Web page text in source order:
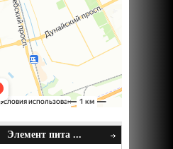
Элемент пита ...